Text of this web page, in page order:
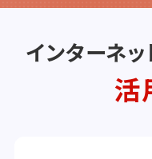
インターネ
活